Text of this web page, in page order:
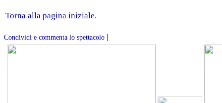
Torna alla pagina iniziale.
Condividi e commenta lo spettacolo |